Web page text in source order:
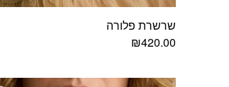
שרשרת פלורה
₪420.00